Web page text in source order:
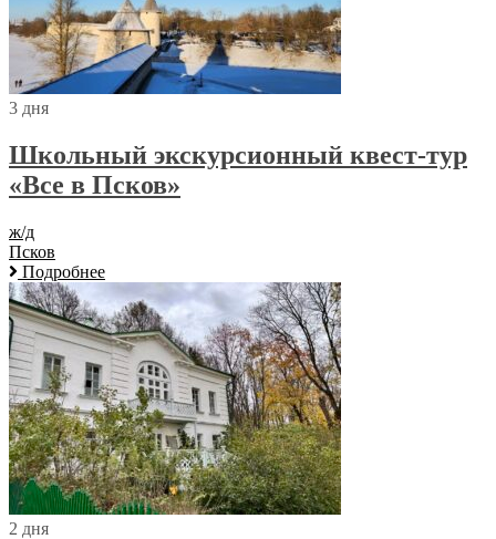
3 дня
Школьный экскурсионный квест-тур
«Все в Псков»
ж/д
Псков
Подробнее
2 дня